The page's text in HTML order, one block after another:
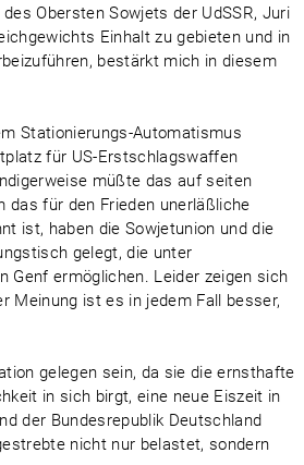
Obersten Sowjets der UdSSR, Juri
Einhalt zu gebieten und in
bestärkt mich in diesem
Stationierungs-Automatismus
für US-Erstschlagswaffen
müßte das auf seiten
das für den Frieden unerläßliche
ist, haben die Sowjetunion und die
gelegt, die unter
Genf ermöglichen. Leider zeigen sich
Meinung ist es in jedem Fall besser,
gelegen sein, da sie die ernsthafte
in sich birgt, eine neue Eiszeit in
der Bundesrepublik Deutschland
nicht nur belastet, sondern